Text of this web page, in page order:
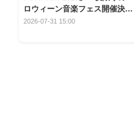
ロウィーン音楽フェス開催決
定！
2026-07-31 15:00